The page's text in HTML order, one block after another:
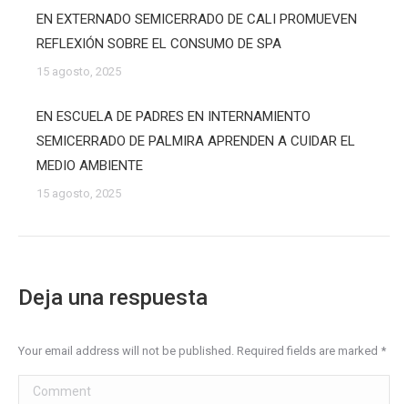
EN EXTERNADO SEMICERRADO DE CALI PROMUEVEN
REFLEXIÓN SOBRE EL CONSUMO DE SPA
15 agosto, 2025
EN ESCUELA DE PADRES EN INTERNAMIENTO
SEMICERRADO DE PALMIRA APRENDEN A CUIDAR EL
MEDIO AMBIENTE
15 agosto, 2025
Deja una respuesta
Your email address will not be published. Required fields are marked *
Comment